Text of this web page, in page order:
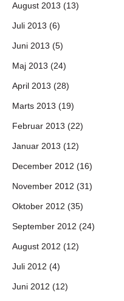
August 2013 (13)
Juli 2013 (6)
Juni 2013 (5)
Maj 2013 (24)
April 2013 (28)
Marts 2013 (19)
Februar 2013 (22)
Januar 2013 (12)
December 2012 (16)
November 2012 (31)
Oktober 2012 (35)
September 2012 (24)
August 2012 (12)
Juli 2012 (4)
Juni 2012 (12)